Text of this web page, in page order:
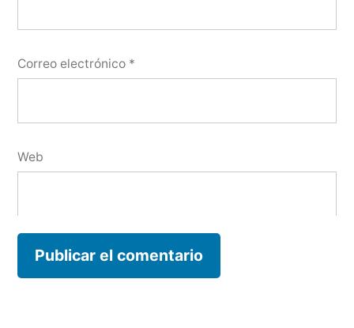
Correo electrónico *
Web